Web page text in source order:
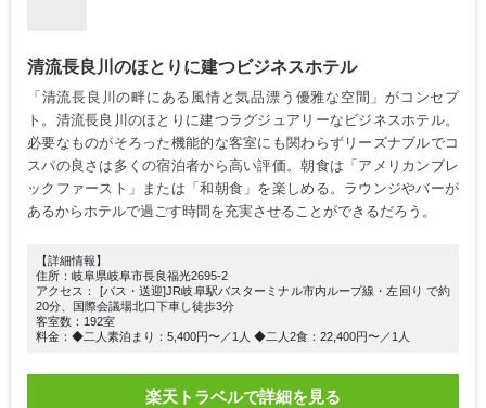
清流長良川のほとりに建つビジネスホテル
「清流長良川の畔にある風情と気品漂う優雅な空間」がコンセプ
ト。清流長良川のほとりに建つラグジュアリーなビジネスホテル。
必要なものがそろった機能的な客室にも関わらずリーズナブルでコ
スパの良さは多くの宿泊者から高い評価。朝食は「アメリカンブレ
ックファースト」または「和朝食」を楽しめる。ラウンジやバーが
あるからホテルで過ごす時間を充実させることができるだろう。
【詳細情報】
住所：岐阜県岐阜市長良福光2695-2
アクセス： [バス・送迎]JR岐阜駅バスターミナル市内ループ線・左回り で約
20分、国際会議場北口下車し徒歩3分
客室数：192室
料金：◆二人素泊まり：5,400円〜／1人 ◆二人2食：22,400円〜／1人
楽天トラベルで詳細を見る